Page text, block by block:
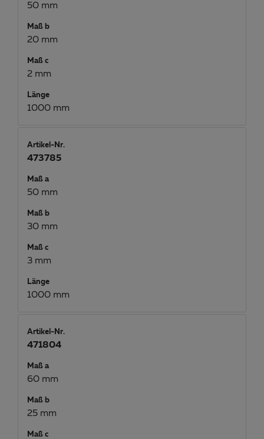
50 mm
Maß b
20 mm
Maß c
2 mm
Länge
1000 mm
Artikel-Nr.
473785
Maß a
50 mm
Maß b
30 mm
Maß c
3 mm
Länge
1000 mm
Artikel-Nr.
471804
Maß a
60 mm
Maß b
25 mm
Maß c